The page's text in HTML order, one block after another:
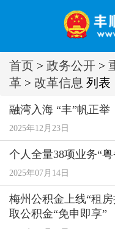
首页 > 政务公开 >
革 > 改革信息 列表
融湾入海 “丰”帆正举
2025年12月23日
个人全量38项业务“
2025年07月14日
梅州公积金上线“租
取公积金“免申即享”